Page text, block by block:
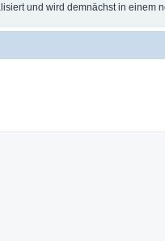
und wird demnächst in einem